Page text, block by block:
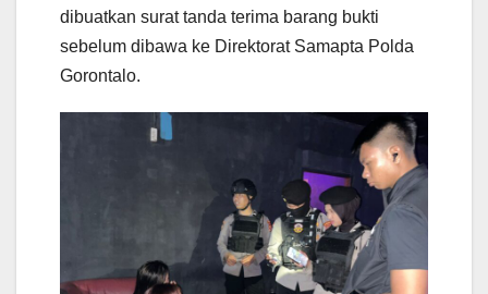
dibuatkan surat tanda terima barang bukti
sebelum dibawa ke Direktorat Samapta Polda
Gorontalo.